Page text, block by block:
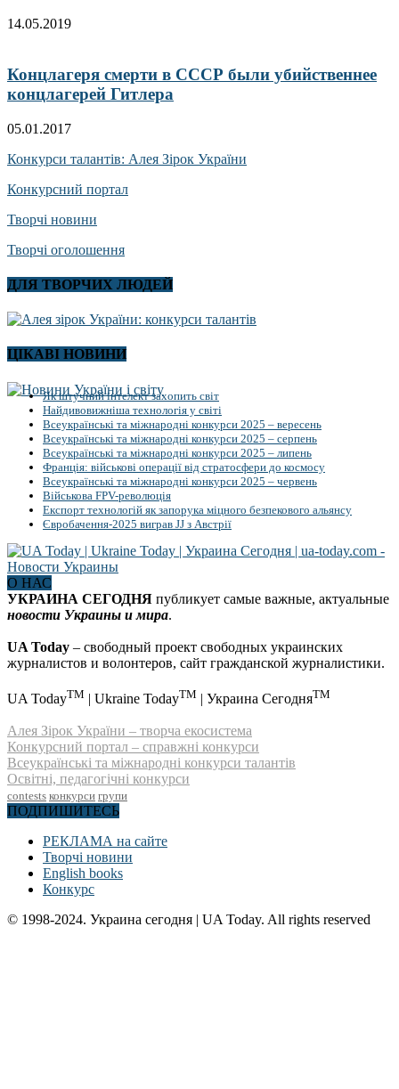
14.05.2019
Концлагеря смерти в СССР были убийственнее
концлагерей Гитлера
05.01.2017
Конкурси талантів: Алея Зірок України
Конкурсний портал
Творчі новини
Творчі оголошення
ДЛЯ ТВОРЧИХ ЛЮДЕЙ
ЦІКАВІ НОВИНИ
Як штучний інтелект захопить світ
Найдивовижніша технологія у світі
Всеукраїнські та міжнародні конкурси 2025 – вересень
Всеукраїнські та міжнародні конкурси 2025 – серпень
Всеукраїнські та міжнародні конкурси 2025 – липень
Франція: військові операції від стратосфери до космосу
Всеукраїнські та міжнародні конкурси 2025 – червень
Військова FPV-революція
Експорт технологій як запорука міцного безпекового альянсу
Євробачення-2025 виграв JJ з Австрії
О НАС
УКРАИНА СЕГОДНЯ публикует самые важные, актуальные
новости Украины и мира.
UA Today – свободный проект свободных украинских
журналистов и волонтеров, сайт гражданской журналистики.
UA TodayTM | Ukraine TodayTM | Украина СегодняTM
Алея Зірок України – творча екосистема
Конкурсний портал – справжні конкурси
Всеукраїнські та міжнародні конкурси талантів
Освітні, педагогічні конкурси
contests конкурси групи
ПОДПИШИТЕСЬ
РЕКЛАМА на сайте
Творчі новини
English books
Конкурс
© 1998-2024. Украина сегодня | UA Today. All rights reserved